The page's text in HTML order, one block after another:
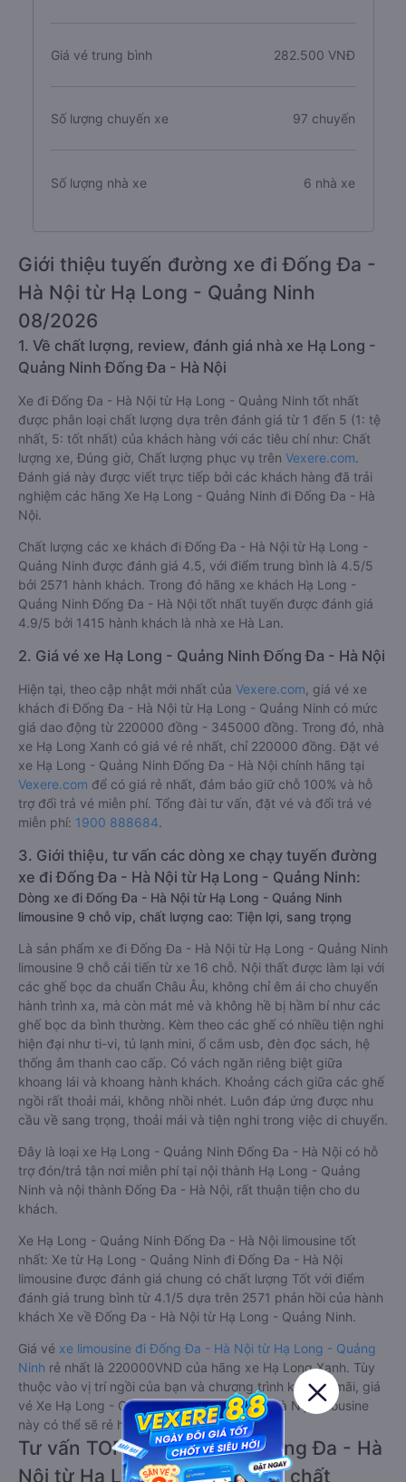
Giá vé trung bình 282.500 VNĐ
Số lượng chuyến xe 97 chuyến
Số lượng nhà xe 6 nhà xe
Giới thiệu tuyến đường xe đi Đống Đa -
Hà Nội từ Hạ Long - Quảng Ninh
08/2026
1. Về chất lượng, review, đánh giá nhà xe Hạ Long -
Quảng Ninh Đống Đa - Hà Nội
Xe đi Đống Đa - Hà Nội từ Hạ Long - Quảng Ninh tốt nhất
được phân loại chất lượng dựa trên đánh giá từ 1 đến 5 (1: tệ
nhất, 5: tốt nhất) của khách hàng với các tiêu chí như: Chất
lượng xe, Đúng giờ, Chất lượng phục vụ trên Vexere.com.
Đánh giá này được viết trực tiếp bởi các khách hàng đã trải
nghiệm các hãng Xe Hạ Long - Quảng Ninh đi Đống Đa - Hà
Nội.
Chất lượng các xe khách đi Đống Đa - Hà Nội từ Hạ Long -
Quảng Ninh được đánh giá 4.5, với điểm trung bình là 4.5/5
bởi 2571 hành khách. Trong đó hãng xe khách Hạ Long -
Quảng Ninh Đống Đa - Hà Nội tốt nhất tuyến được đánh giá
4.9/5 bởi 1415 hành khách là nhà xe Hà Lan.
2. Giá vé xe Hạ Long - Quảng Ninh Đống Đa - Hà Nội
Hiện tại, theo cập nhật mới nhất của Vexere.com , giá vé xe
khách đi Đống Đa - Hà Nội từ Hạ Long - Quảng Ninh có mức
giá dao động từ 220000 đồng - 345000 đồng. Trong đó, nhà
xe Hạ Long Xanh có giá vé rẻ nhất, chỉ 220000 đồng. Đặt vé
xe Hạ Long - Quảng Ninh Đống Đa - Hà Nội chính hãng tại
Vexere.com để có giá rẻ nhất, đảm bảo giữ chỗ 100% và hỗ
trợ đổi trả vé miễn phí. Tổng đài tư vấn, đặt vé và đổi trả vé
miễn phí: 1900 888684.
3. Giới thiệu, tư vấn các dòng xe chạy tuyến đường
xe đi Đống Đa - Hà Nội từ Hạ Long - Quảng Ninh:
Dòng xe đi Đống Đa - Hà Nội từ Hạ Long - Quảng Ninh
limousine 9 chỗ vip, chất lượng cao: Tiện lợi, sang trọng
Là sản phẩm xe đi Đống Đa - Hà Nội từ Hạ Long - Quảng Ninh
limousine 9 chỗ cải tiến từ xe 16 chỗ. Nội thất được làm lại với
các ghế bọc da chuẩn Châu Âu, không chỉ êm ái cho chuyến
hành trình xa, mà còn mát mẻ và không hề bị hầm bí như các
ghế bọc da bình thường. Kèm theo các ghế có nhiều tiện nghi
hiện đại như ti-vi, tủ lạnh mini, ổ cắm usb, đèn đọc sách, hệ
thống âm thanh cao cấp. Có vách ngăn riêng biệt giữa
khoang lái và khoang hành khách. Khoảng cách giữa các ghế
ngồi rất thoải mái, không nhồi nhét. Luôn đáp ứng được nhu
cầu về sang trọng, thoải mái và tiện nghi trong việc di chuyển.
Đây là loại xe Hạ Long - Quảng Ninh Đống Đa - Hà Nội có hỗ
trợ đón/trả tận nơi miễn phí tại nội thành Hạ Long - Quảng
Ninh và nội thành Đống Đa - Hà Nội, rất thuận tiện cho du
khách.
Xe Hạ Long - Quảng Ninh Đống Đa - Hà Nội limousine tốt
nhất: Xe từ Hạ Long - Quảng Ninh đi Đống Đa - Hà Nội
limousine được đánh giá chung có chất lượng Tốt với điểm
đánh giá trung bình từ 4.1/5 dựa trên 2571 phản hồi của hành
khách Xe về Đống Đa - Hà Nội từ Hạ Long - Quảng Ninh.
Giá vé xe limousine đi Đống Đa - Hà Nội từ Hạ Long - Quảng
Ninh rẻ nhất là 220000VND của hãng xe Hạ Long Xanh. Tùy
thuộc vào vị trí ngồi của bạn và chương trình khuyến mãi, giá
vé Xe Hạ Long - Quảng Ninh đi Đống Đa - Hà Nội limousine
này có thể sẽ rẻ hơn
Tư vấn TOP 6 xe khách đi Đống Đa - Hà
Nội từ Hạ Long - Quảng Ninh chất